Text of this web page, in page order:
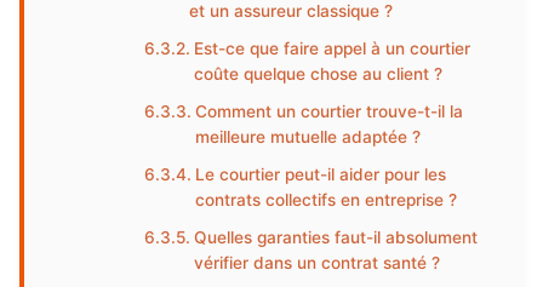
et un assureur classique ?
Est-ce que faire appel à un courtier
coûte quelque chose au client ?
Comment un courtier trouve-t-il la
meilleure mutuelle adaptée ?
Le courtier peut-il aider pour les
contrats collectifs en entreprise ?
Quelles garanties faut-il absolument
vérifier dans un contrat santé ?